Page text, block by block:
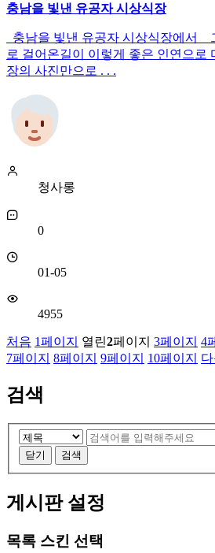
충남을 빛낸 유공자 시상식장
충남을 빛낸 유공자 시상식장에서
로 걸어온길이 이렇게 좋은 인연으
장의 사진만으로 . . .
청사롱
0
01-05
4955
처음 1페이지 열린2페이지 3페이지 4
7페이지 8페이지 9페이지 10페이지
검색
검
색
대
검
색
어
수
닫기 검색
게시판 설정
목록 스킨 선택